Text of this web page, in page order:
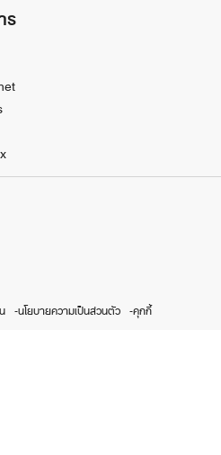
ร
นโยบายความเป็นส่วนตัว คุกกี้